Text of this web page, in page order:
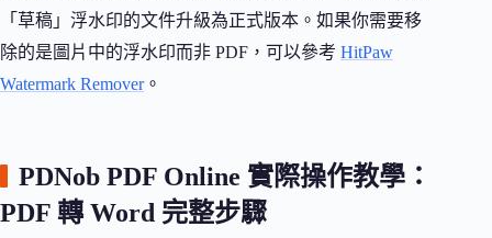
「草稿」浮水印的文件升級為正式版本。如果你需要移
除的是圖片中的浮水印而非 PDF，可以參考 HitPaw
Watermark Remover。
PDNob PDF Online 實際操作教學：
PDF 轉 Word 完整步驟